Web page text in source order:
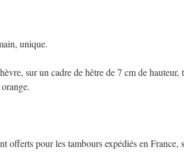
unique.
sur un cadre de hêtre de 7 cm de
offerts pour les tambours expédiés en France,